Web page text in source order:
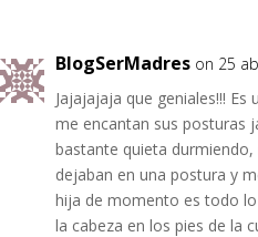
BlogSerMadres on 25
Jajajajaja que geniales!!!
me encantan sus posturas
bastante quieta
dejaban en una postura y
hija de momento es todo
la cabeza en los pies de la